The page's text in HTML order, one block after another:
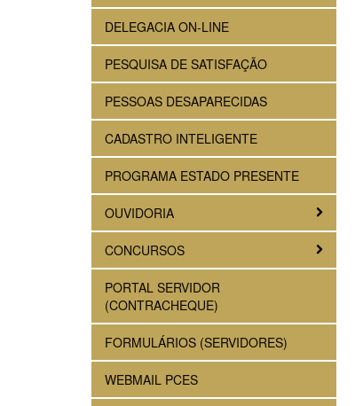
DELEGACIA ON-LINE
PESQUISA DE SATISFAÇÃO
PESSOAS DESAPARECIDAS
CADASTRO INTELIGENTE
PROGRAMA ESTADO PRESENTE
OUVIDORIA
CONCURSOS
PORTAL SERVIDOR
(CONTRACHEQUE)
FORMULÁRIOS (SERVIDORES)
WEBMAIL PCES